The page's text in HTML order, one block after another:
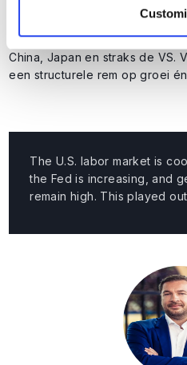
oplopende kosten voor sociale
Nederland gebeurt, geldt ook
China, Japan en straks de VS.
een structurele rem op groei
The U.S. labor market is
the Fed is increasing, and
remain high. This played